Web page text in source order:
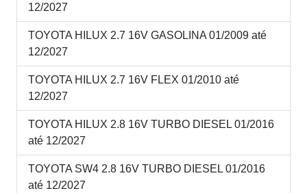
12/2027
TOYOTA HILUX 2.7 16V GASOLINA 01/2009 até
12/2027
TOYOTA HILUX 2.7 16V FLEX 01/2010 até
12/2027
TOYOTA HILUX 2.8 16V TURBO DIESEL 01/2016
até 12/2027
TOYOTA SW4 2.8 16V TURBO DIESEL 01/2016
até 12/2027